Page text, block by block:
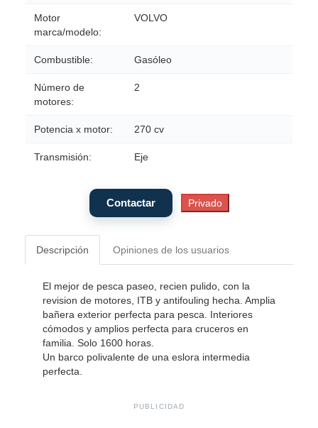
Motor
marca/modelo:
VOLVO
Combustible: Gasóleo
Número de
motores:
2
Potencia x motor: 270 cv
Transmisión: Eje
Descripción Opiniones de los usuarios
El mejor de pesca paseo, recien pulido, con la
revision de motores, ITB y antifouling hecha. Amplia
bañera exterior perfecta para pesca. Interiores
cómodos y amplios perfecta para cruceros en
familia. Solo 1600 horas.
Un barco polivalente de una eslora intermedia
perfecta.
PUBLICIDAD